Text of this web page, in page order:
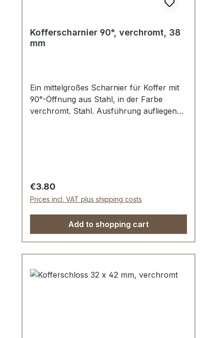
Kofferscharnier 90°, verchromt, 38
mm
Ein mittelgroßes Scharnier für Koffer mit
90°-Öffnung aus Stahl, in der Farbe
verchromt. Stahl. Ausführung aufliegend,
Regular price:
€3.80
Prices incl. VAT plus shipping costs
Add to shopping cart